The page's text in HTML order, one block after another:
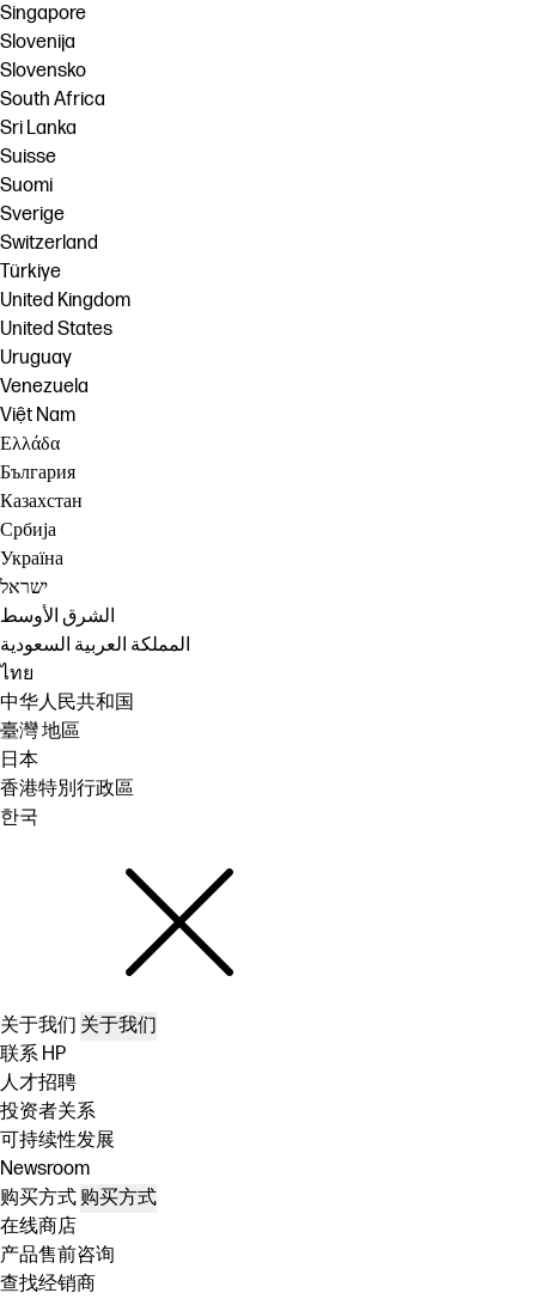
Singapore
Slovenija
Slovensko
South Africa
Sri Lanka
Suisse
Suomi
Sverige
Switzerland
Türkiye
United Kingdom
United States
Uruguay
Venezuela
Việt Nam
Ελλάδα
България
Казахстан
Србија
Україна
ישראל
الشرق الأوسط
المملكة العربية السعودية
ไทย
中华人民共和国
臺灣 地區
日本
香港特別行政區
한국
关于我们 关于我们
联系 HP
人才招聘
投资者关系
可持续性发展
Newsroom
购买方式 购买方式
在线商店
产品售前咨询
查找经销商